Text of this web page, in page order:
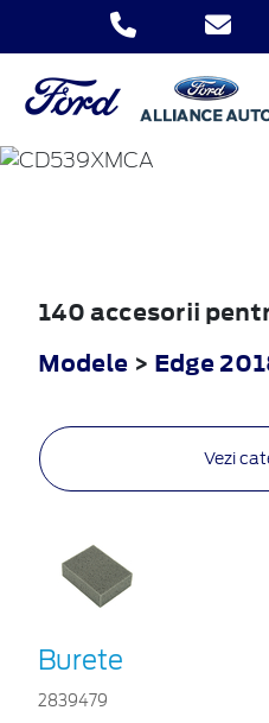
EDGE
140 accesorii
Modele > Edge
Vezi
Burete
2839479